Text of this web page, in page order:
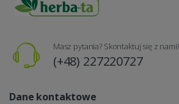
Masz pytania? Skontaktuj się z nami!
(+48) 227220727
Dane kontaktowe